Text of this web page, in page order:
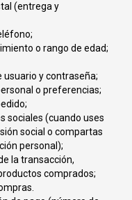
(entrega y
o rango de edad;
usuario y contraseña;
o preferencias;
sociales (cuando uses
social o compartas
personal);
la transacción,
comprados;